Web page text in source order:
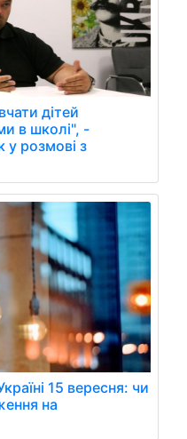
дітей
в школі", -
у розмові з
15 вересня: чи
на